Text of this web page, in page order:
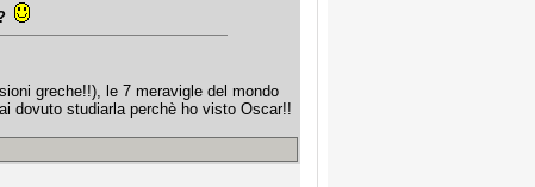
greche!!), le 7 meravigle del mondo
dovuto studiarla perchè ho visto Oscar!!